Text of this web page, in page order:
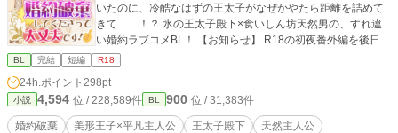
いたのに、冷酷なはずの王太子がなぜかやたら距離を詰めて
きて……！？ 氷の王太子殿下×食いしん坊天然男の、すれ違
い婚約ラブコメBL！ 【お知らせ】 R18の初夜番外編を後日投
稿予定です！ FANBOXにて先行公開中していますので、ひと
足先に読みたい方はそちらもぜひご利用いただけたら嬉しい
です。 https://krm.fanbox.cc/
BL 完結 短編 R18
24h.ポイント 298pt
小説 4,594 位 / 228,589件 BL 900 位 / 31,383件
婚約破棄 美形王子×平凡主人公 王太子殿下
天然主人公